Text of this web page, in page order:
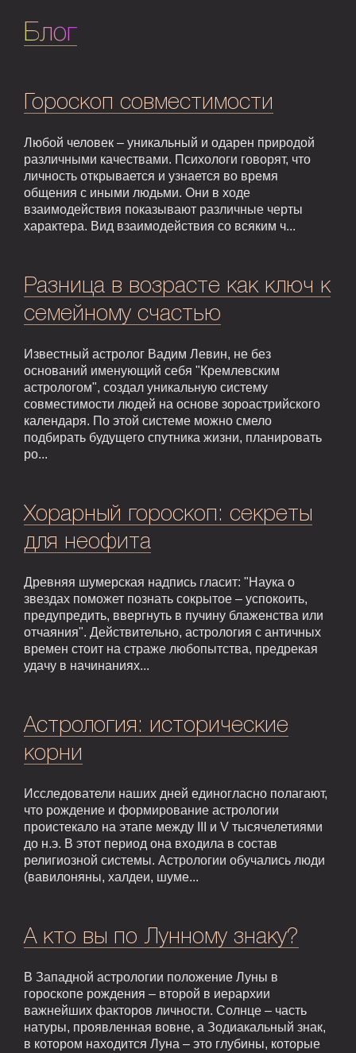
Блог
Гороскоп совместимости
Любой человек – уникальный и одарен природой
различными качествами. Психологи говорят, что
личность открывается и узнается во время
общения с иными людьми. Они в ходе
взаимодействия показывают различные черты
характера. Вид взаимодействия со всяким ч...
Разница в возрасте как ключ к
семейному счастью
Известный астролог Вадим Левин, не без
оснований именующий себя "Кремлевским
астрологом", создал уникальную систему
совместимости людей на основе зороастрийского
календаря. По этой системе можно смело
подбирать будущего спутника жизни, планировать
ро...
Хорарный гороскоп: секреты
для неофита
Древняя шумерская надпись гласит: "Наука о
звездах поможет познать сокрытое – успокоить,
предупредить, ввергнуть в пучину блаженства или
отчаяния". Действительно, астрология с античных
времен стоит на страже любопытства, предрекая
удачу в начинаниях...
Астрология: исторические
корни
Исследователи наших дней единогласно полагают,
что рождение и формирование астрологии
проистекало на этапе между III и V тысячелетиями
до н.э. В этот период она входила в состав
религиозной системы. Астрологии обучались люди
(вавилоняны, халдеи, шуме...
А кто вы по Лунному знаку?
В Западной астрологии положение Луны в
гороскопе рождения – второй в иерархии
важнейших факторов личности. Солнце – часть
натуры, проявленная вовне, а Зодиакальный знак,
в котором находится Луна – это глубины, которые